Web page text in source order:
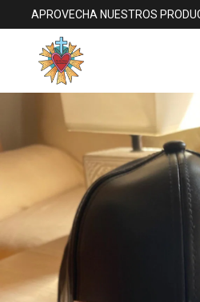
APROVECHA NUESTROS